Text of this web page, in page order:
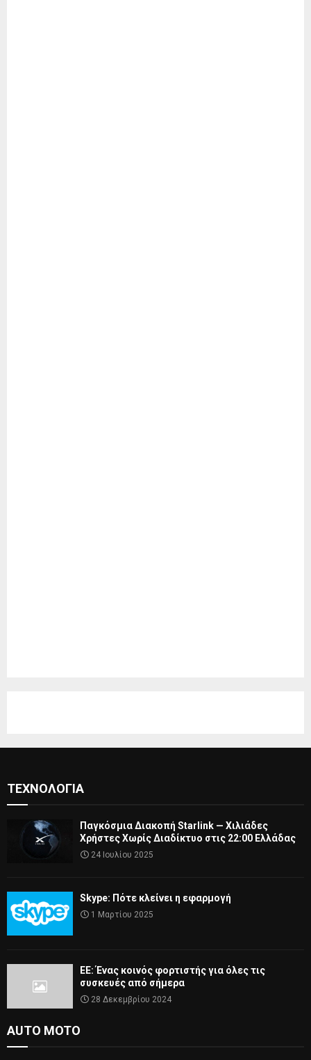
ΤΕΧΝΟΛΟΓΊΑ
Παγκόσμια Διακοπή Starlink — Χιλιάδες
Χρήστες Χωρίς Διαδίκτυο στις 22:00 Ελλάδας
24 Ιουλίου 2025
Skype: Πότε κλείνει η εφαρμογή
1 Μαρτίου 2025
ΕΕ: Ένας κοινός φορτιστής για όλες τις
συσκευές από σήμερα
28 Δεκεμβρίου 2024
AUTO MOTO